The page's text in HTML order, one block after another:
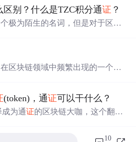
今天的文章就集中在对于沪深 3...
至今还有很多人不能够从真正意
经济”。 关于这个问题，其实很多
出现很多琐碎的知...
区别？什么是TZC积分通证 ？
极为陌生的名词，但是对于区块
立的ERC20标准。基于这个标
坊上发行自定义的通证（token)，
通证具有数...
区块链领域中频繁出现的一个全
一种经济模式，与区块链技术有
有什么区别？今天，就带大家深
(token)，通证可以干什么？
成为通证的区块链大咖，这个翻译
10